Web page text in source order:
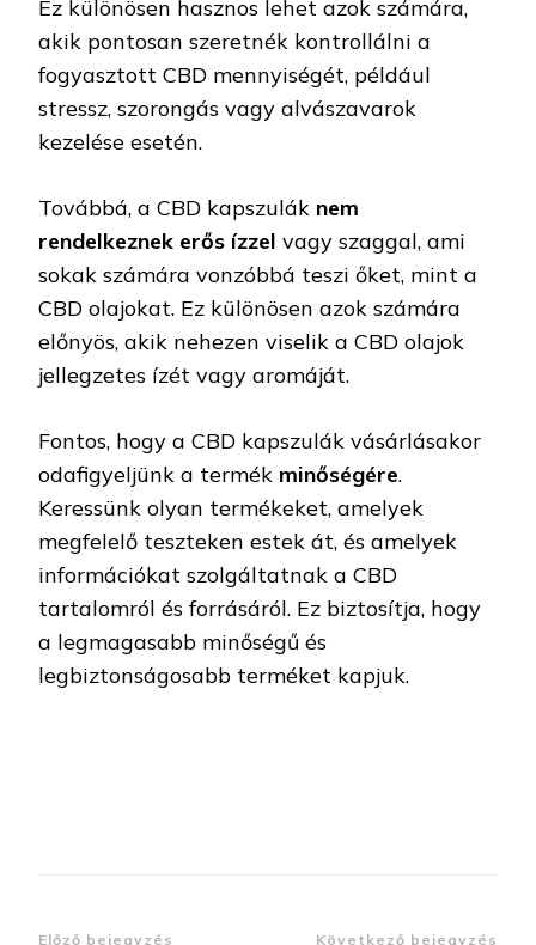
Ez különösen hasznos lehet azok számára,
akik pontosan szeretnék kontrollálni a
fogyasztott CBD mennyiségét, például
stressz, szorongás vagy alvászavarok
kezelése esetén.
Továbbá, a CBD kapszulák nem
rendelkeznek erős ízzel vagy szaggal, ami
sokak számára vonzóbbá teszi őket, mint a
CBD olajokat. Ez különösen azok számára
előnyös, akik nehezen viselik a CBD olajok
jellegzetes ízét vagy aromáját.
Fontos, hogy a CBD kapszulák vásárlásakor
odafigyeljünk a termék minőségére.
Keressünk olyan termékeket, amelyek
megfelelő teszteken estek át, és amelyek
információkat szolgáltatnak a CBD
tartalomról és forrásáról. Ez biztosítja, hogy
a legmagasabb minőségű és
legbiztonságosabb terméket kapjuk.
Előző bejegyzés Következő bejegyzés